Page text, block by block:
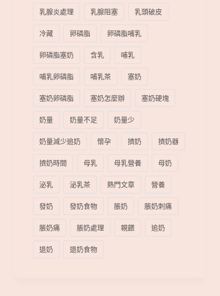
乳腺炎處理
乳腺阻塞
乳頭破皮
冷藏
卵磷脂
卵磷脂哺乳
卵磷脂塞奶
含乳
哺乳
哺乳卵磷脂
哺乳茶
塞奶
塞奶卵磷脂
塞奶怎麼辦
塞奶硬塊
奶量
奶量不足
奶量少
奶量減少追奶
懷孕 擠奶
擠奶器
擠奶時間
母乳 母乳營養
母奶
泌乳
泌乳茶 熱門文章
營養
發奶
發奶食物 脹奶
脹奶刺痛
脹奶痛
脹奶處理 親餵
追奶
退奶
退奶食物